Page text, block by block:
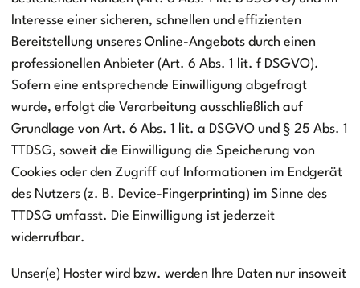
Interesse einer sicheren, schnellen und effizienten
Bereitstellung unseres Online-Angebots durch einen
professionellen Anbieter (Art. 6 Abs. 1 lit. f DSGVO).
Sofern eine entsprechende Einwilligung abgefragt
wurde, erfolgt die Verarbeitung ausschließlich auf
Grundlage von Art. 6 Abs. 1 lit. a DSGVO und § 25 Abs. 1
TTDSG, soweit die Einwilligung die Speicherung von
Cookies oder den Zugriff auf Informationen im Endgerät
des Nutzers (z. B. Device-Fingerprinting) im Sinne des
TTDSG umfasst. Die Einwilligung ist jederzeit
widerrufbar.
Unser(e) Hoster wird bzw. werden Ihre Daten nur insoweit